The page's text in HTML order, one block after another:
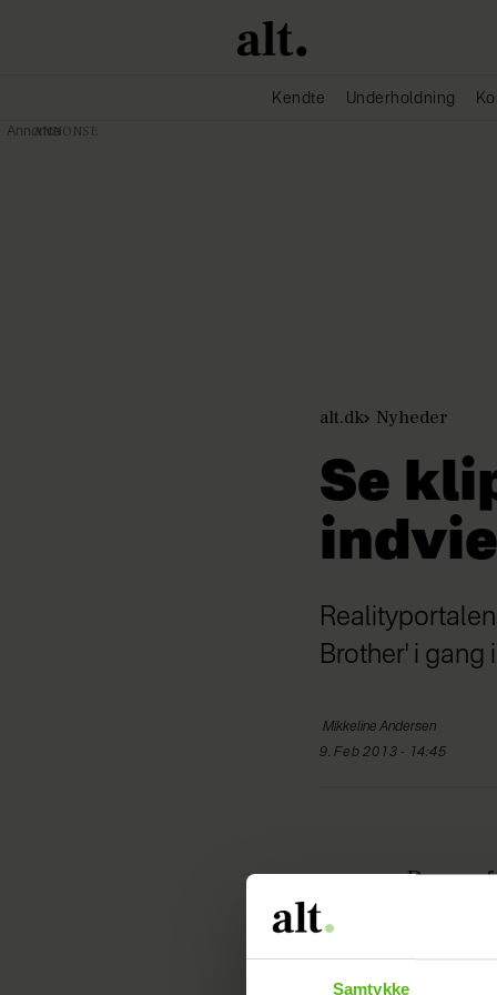
Samtykke
Kendte Underholdning
alt.dk Nyheder
Se
Brother' i gang
Mikkeline Andersen
9. Feb 2013 - 14:45
Der var
Annonce